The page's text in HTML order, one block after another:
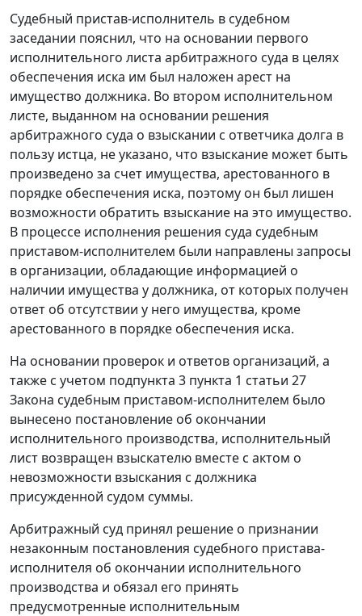
Судебный пристав-исполнитель в судебном
заседании пояснил, что на основании первого
исполнительного листа арбитражного суда в целях
обеспечения иска им был наложен арест на
имущество должника. Во втором исполнительном
листе, выданном на основании решения
арбитражного суда о взыскании с ответчика долга в
пользу истца, не указано, что взыскание может быть
произведено за счет имущества, арестованного в
порядке обеспечения иска, поэтому он был лишен
возможности обратить взыскание на это имущество.
В процессе исполнения решения суда судебным
приставом-исполнителем были направлены запросы
в организации, обладающие информацией о
наличии имущества у должника, от которых получен
ответ об отсутствии у него имущества, кроме
арестованного в порядке обеспечения иска.
На основании проверок и ответов организаций, а
также с учетом подпункта 3 пункта 1 статьи 27
Закона судебным приставом-исполнителем было
вынесено постановление об окончании
исполнительного производства, исполнительный
лист возвращен взыскателю вместе с актом о
невозможности взыскания с должника
присужденной судом суммы.
Арбитражный суд принял решение о признании
незаконным постановления судебного пристава-
исполнителя об окончании исполнительного
производства и обязал его принять
предусмотренные исполнительным